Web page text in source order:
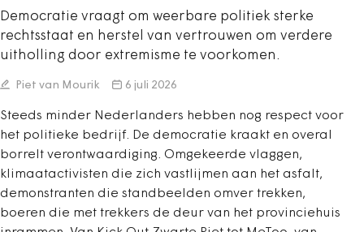
Democratie vraagt om weerbare politiek sterke
rechtsstaat en herstel van vertrouwen om verdere
uitholling door extremisme te voorkomen.
Piet van Mourik 6 juli 2026
Steeds minder Nederlanders hebben nog respect voor
het politieke bedrijf. De democratie kraakt en overal
borrelt verontwaardiging. Omgekeerde vlaggen,
klimaatactivisten die zich vastlijmen aan het asfalt,
demonstranten die standbeelden omver trekken,
boeren die met trekkers de deur van het provinciehuis